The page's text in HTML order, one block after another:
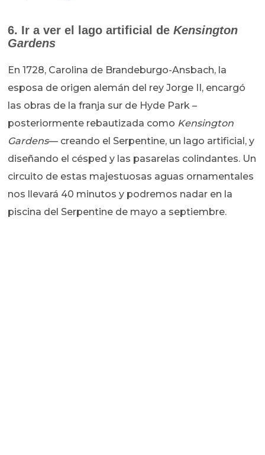
6. Ir a ver el lago artificial deKensington
Gardens
En 1728, Carolina de Brandeburgo-Ansbach, la
esposa de origen alemán del rey Jorge II, encargó
las obras de la franja sur de Hyde Park –
posteriormente rebautizada como Kensington
Gardens— creando el Serpentine, un lago artificial, y
diseñando el césped y las pasarelas colindantes. Un
circuito de estas majestuosas aguas ornamentales
nos llevará 40 minutos y podremos nadar en la
piscina del Serpentine de mayo a septiembre.